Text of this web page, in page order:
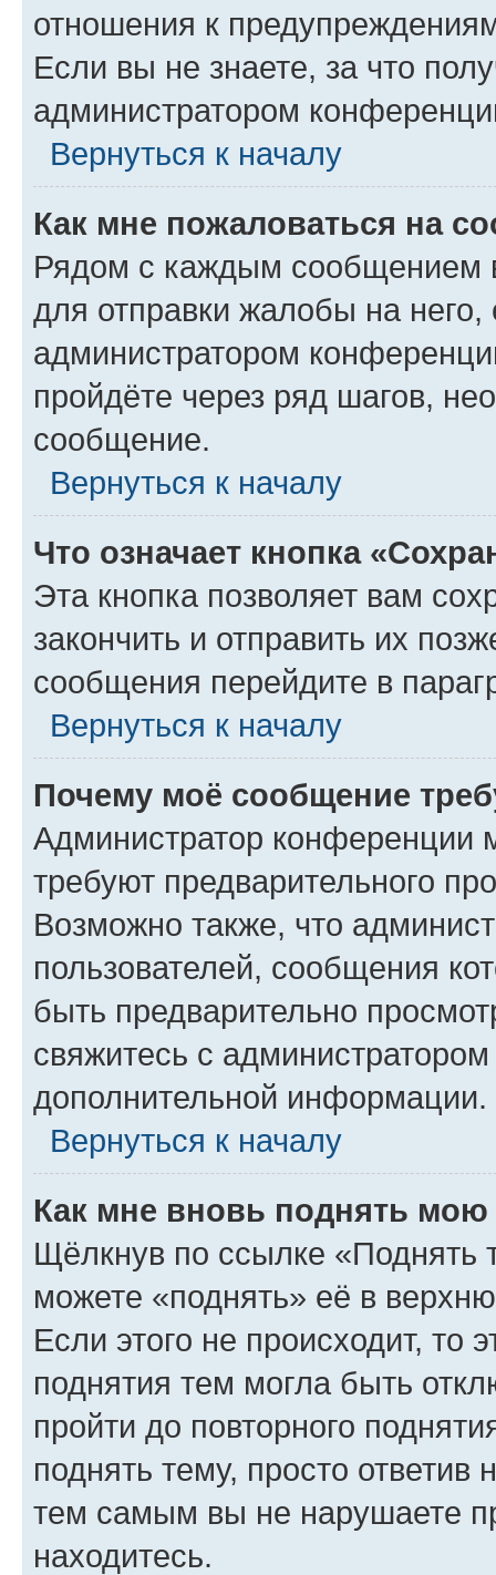
отношения к
Если вы не знаете, за что
администратором
Вернуться к началу
Как мне пожаловаться на
Рядом с каждым сообщением
для отправки жалобы на
администратором
пройдёте через ряд шагов,
сообщение.
Вернуться к началу
Что означает кнопка
Эта кнопка позволяет вам
закончить и отправить их
сообщения перейдите в
Вернуться к началу
Почему моё сообщение
Администратор конференции
требуют предварительного
Возможно также, что
пользователей, сообщения
быть предварительно
свяжитесь с
дополнительной информации.
Вернуться к началу
Как мне вновь поднять мою
Щёлкнув по ссылке «Поднять
можете «поднять» её в
Если этого не происходит, то
поднятия тем могла быть
пройти до повторного
поднять тему, просто ответив
тем самым вы не нарушаете
находитесь.